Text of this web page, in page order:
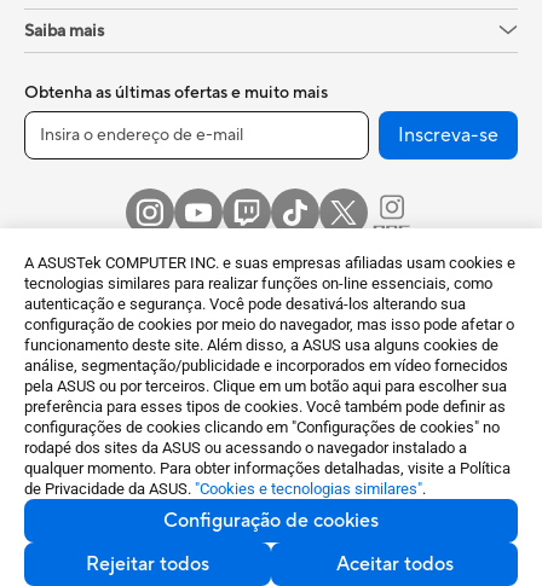
A ASUSTek COMPUTER INC. e suas empresas afiliadas usam cookies e
tecnologias similares para realizar funções on-line essenciais, como
autenticação e segurança. Você pode desativá-los alterando sua
configuração de cookies por meio do navegador, mas isso pode afetar o
funcionamento deste site. Além disso, a ASUS usa alguns cookies de
análise, segmentação/publicidade e incorporados em vídeo fornecidos
pela ASUS ou por terceiros. Clique em um botão aqui para escolher sua
preferência para esses tipos de cookies. Você também pode definir as
configurações de cookies clicando em "Configurações de cookies" no
rodapé dos sites da ASUS ou acessando o navegador instalado a
qualquer momento. Para obter informações detalhadas, visite a Política
de Privacidade da ASUS. "Cookies e tecnologias similares".
Configuração de cookies
Rejeitar todos
Aceitar todos
Saiba mais
Obtenha as últimas ofertas e muito mais
Inscreva-se
Brazil / Português
©ASUSTeK Computer Inc. Todos os direitos reservados. | ACBZ
Imp. e Com. Ltda. CNPJ: 09.509.531/0009-36 - V AC Norte, KM
38 nº 420 - Empresarial Gato Preto – Cajamar SP - 07789-100
Aviso de Termos de Uso
Política de Privacidade
Configuração de cookies